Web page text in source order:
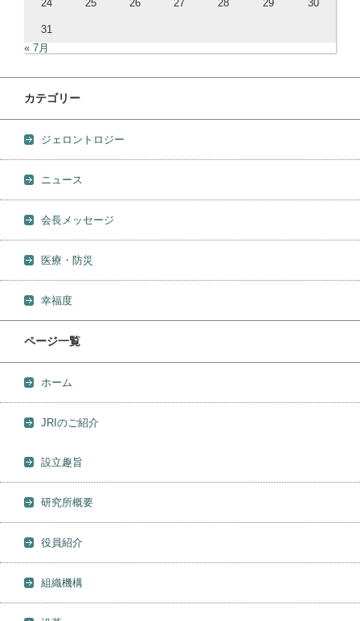
24 25 26 27 28 29 30
31
« 7月
カテゴリー
ジェロントロジー
ニュース
会長メッセージ
医療・防災
幸福度
ページ一覧
ホーム
JRIのご紹介
設立趣旨
研究所概要
役員紹介
組織機構